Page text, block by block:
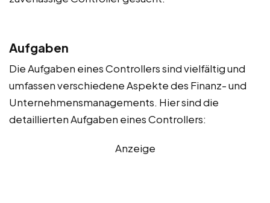
Aufgaben
Die Aufgaben eines Controllers sind vielfältig und
umfassen verschiedene Aspekte des Finanz- und
Unternehmensmanagements. Hier sind die
detaillierten Aufgaben eines Controllers:
Anzeige